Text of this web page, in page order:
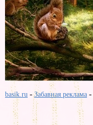
basik.ru -Забавная реклама -